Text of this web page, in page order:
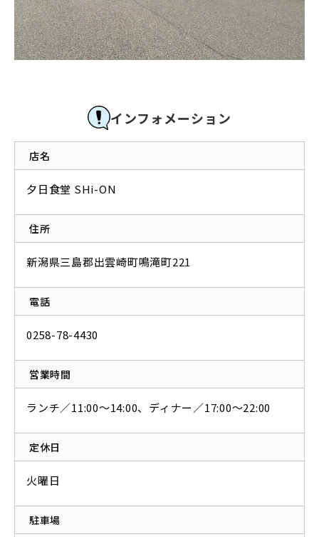
インフォメーション
店名
夕日食堂 SHi-ON
住所
新潟県三島郡出雲崎町鳴滝町221
電話
0258-78-4430
営業時間
ランチ／11:00～14:00、ディナー／17:00～22:00
定休日
火曜日
駐車場